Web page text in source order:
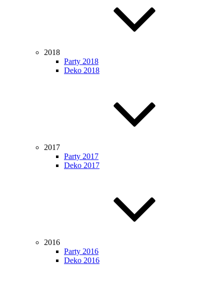
2018
Party 2018
Deko 2018
2017
Party 2017
Deko 2017
2016
Party 2016
Deko 2016